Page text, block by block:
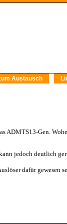
Austausch
ADMTS13-Gen.
jedoch deutlich
dafür gewesen